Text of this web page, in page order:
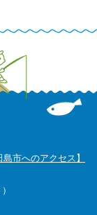
島市へのアクセス】